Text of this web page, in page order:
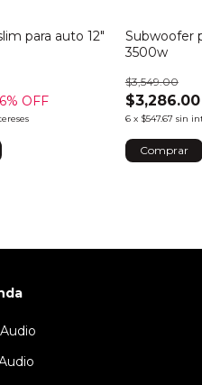
para auto 12"
6% OFF
Subwoofer
3500w
$3,286.00
$3,549.00
6 x $547.67 sin